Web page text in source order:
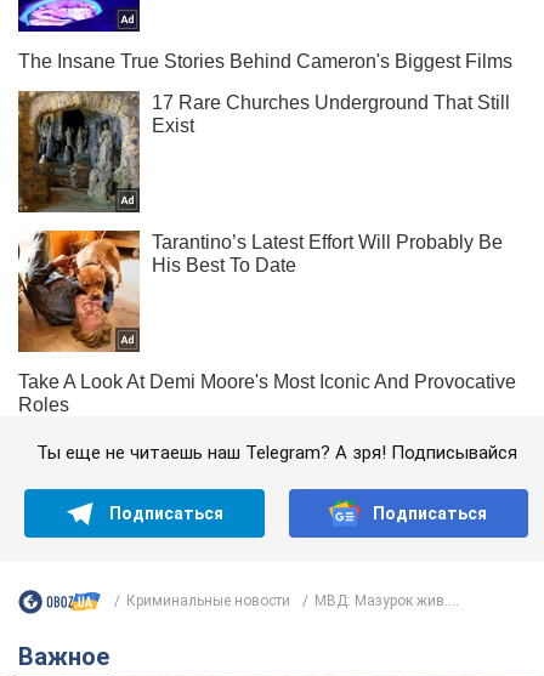
Ты еще не читаешь наш Telegram? А зря! Подписывайся
Подписаться Подписаться
Криминальные новости МВД: Мазурок жив....
Важное